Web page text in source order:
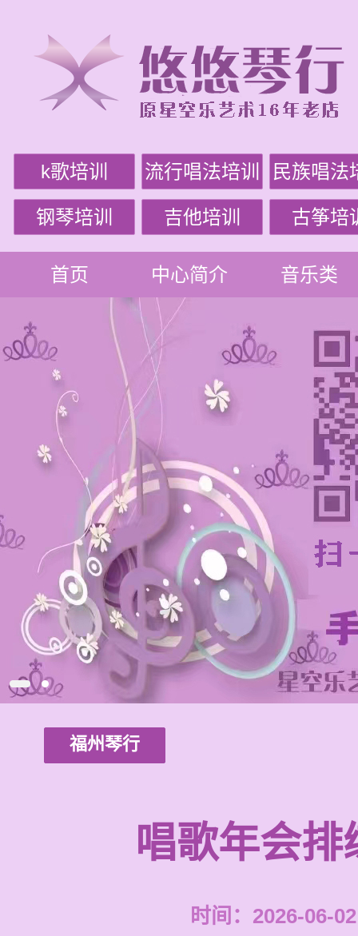
k歌培训 流行唱法培训 民族唱法
钢琴培训 吉他培训 古筝培
首页 中心简介 音乐类
福州琴行
唱歌年会
时间：2026-06-